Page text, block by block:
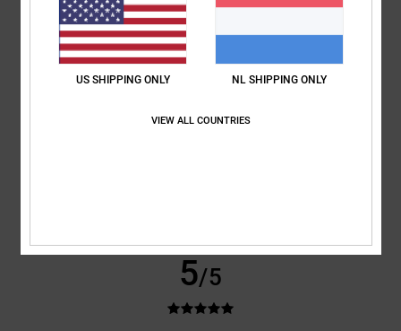
Comfort
4.5
Maat
Materiaal
5/5
US SHIPPING ONLY NL SHIPPING ONLY
VIEW ALL COUNTRIES